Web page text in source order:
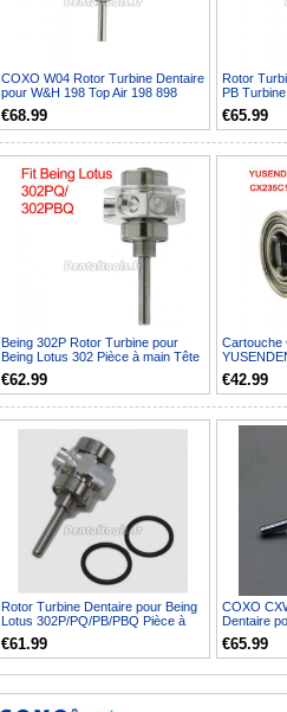
COXO W04 Rotor Turbine Dentaire
pour W&H 198 Top Air 198 898
€68.99
Rotor
PB
Torque
€65.99
Being 302P Rotor Turbine pour
Being Lotus 302 Pièce à main Tête
de couple
€62.99
Cartouche
CX235C1/
€42.99
Rotor Turbine Dentaire pour Being
Lotus 302P/PQ/PB/PBQ Pièce à
main
€61.99
COXO
Dentaire
pièce à
€65.99